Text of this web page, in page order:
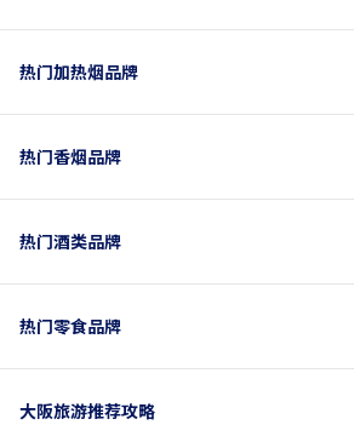
热门加热烟品牌
热门香烟品牌
热门酒类品牌
热门零食品牌
大阪旅游推荐攻略